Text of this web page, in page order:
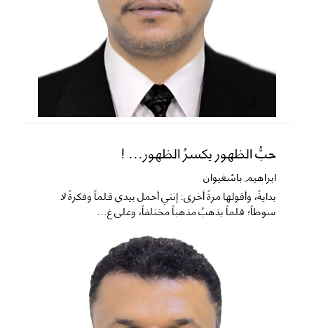
حبُّ الظهور يكسرُ الظهور... !
ابراهيم باشغيوان
​بدايةً، وأقولها مرةً أخرى: إنني أحمل بيدي قلماً وفكرةً لا
سوطاً؛ قلماً يذهبُ مذهباً مختلفاً، وعلى غ...